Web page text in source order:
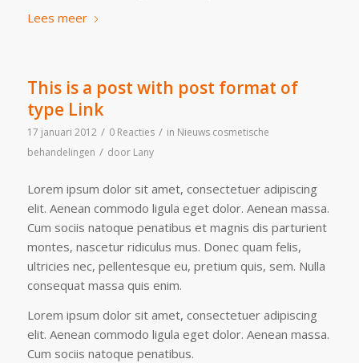
Lees meer
This is a post with post format of
type Link
17 januari 2012 / 0 Reacties / in Nieuws cosmetische
behandelingen / door Lany
Lorem ipsum dolor sit amet, consectetuer adipiscing
elit. Aenean commodo ligula eget dolor. Aenean massa.
Cum sociis natoque penatibus et magnis dis parturient
montes, nascetur ridiculus mus. Donec quam felis,
ultricies nec, pellentesque eu, pretium quis, sem. Nulla
consequat massa quis enim.
Lorem ipsum dolor sit amet, consectetuer adipiscing
elit. Aenean commodo ligula eget dolor. Aenean massa.
Cum sociis natoque penatibus.